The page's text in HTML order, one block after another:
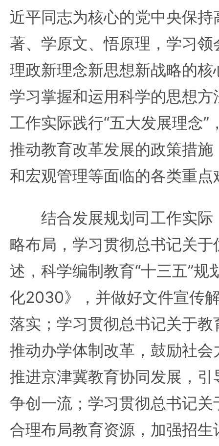
近平同志为核心的党中央保
著、学原文、悟原理，学习
理政新理念新思想新战略的
学习掌握和运用科学的思想
工作实际践行“五大发展理念”
推动教育改革发展的政策措
和宏观管理等面临的各类重点
结合发展规划司工作实际
略布局，学习贯彻总书记关
述，科学编制教育“十三五”规
化2030》，并做好文件宣传
落实；学习贯彻总书记关于
推动办学体制改革，鼓励社
推进京津冀教育协同发展，
争创一流；学习贯彻总书记
合理布局教育资源，加强招